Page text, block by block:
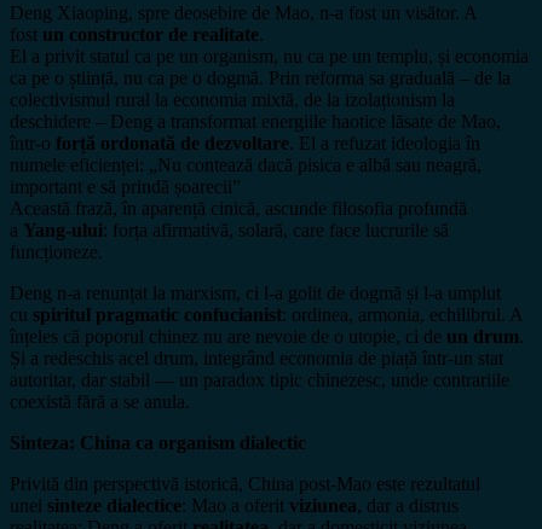
Deng Xiaoping, spre deosebire de Mao, n-a fost un visător. A
fost un constructor de realitate.
El a privit statul ca pe un organism, nu ca pe un templu, și economia
ca pe o știință, nu ca pe o dogmă. Prin reforma sa graduală – de la
colectivismul rural la economia mixtă, de la izolaționism la
deschidere – Deng a transformat energiile haotice lăsate de Mao,
într-o forță ordonată de dezvoltare. El a refuzat ideologia în
numele eficienței: „Nu contează dacă pisica e albă sau neagră,
important e să prindă șoarecii”
Această frază, în aparență cinică, ascunde filosofia profundă
a Yang-ului: forța afirmativă, solară, care face lucrurile să
funcționeze.
Deng n-a renunțat la marxism, ci l-a golit de dogmă și l-a umplut
cu spiritul pragmatic confucianist: ordinea, armonia, echilibrul. A
înțeles că poporul chinez nu are nevoie de o utopie, ci de un drum.
Și a redeschis acel drum, integrând economia de piață într-un stat
autoritar, dar stabil — un paradox tipic chinezesc, unde contrariile
coexistă fără a se anula.
Sinteza: China ca organism dialectic
Privită din perspectivă istorică, China post-Mao este rezultatul
unei sinteze dialectice: Mao a oferit viziunea, dar a distrus